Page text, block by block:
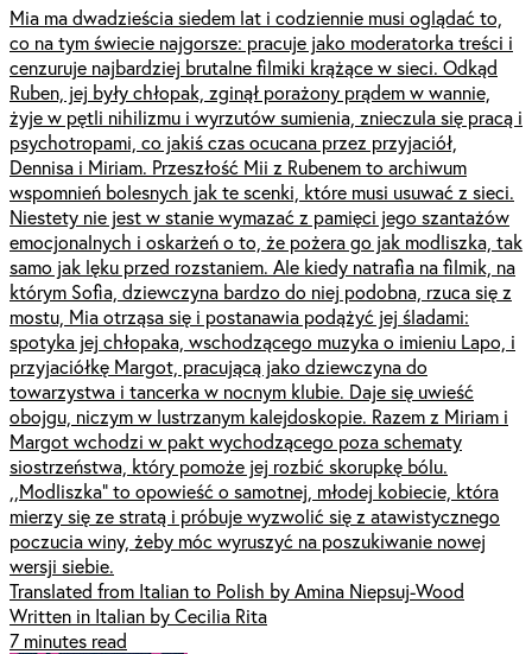
Mia ma dwadzieścia siedem lat i codziennie musi oglądać to,
co na tym świecie najgorsze: pracuje jako moderatorka treści i
cenzuruje najbardziej brutalne filmiki krążące w sieci. Odkąd
Ruben, jej były chłopak, zginął porażony prądem w wannie,
żyje w pętli nihilizmu i wyrzutów sumienia, znieczula się pracą i
psychotropami, co jakiś czas ocucana przez przyjaciół,
Dennisa i Miriam. Przeszłość Mii z Rubenem to archiwum
wspomnień bolesnych jak te scenki, które musi usuwać z sieci.
Niestety nie jest w stanie wymazać z pamięci jego szantażów
emocjonalnych i oskarżeń o to, że pożera go jak modliszka, tak
samo jak lęku przed rozstaniem. Ale kiedy natrafia na filmik, na
którym Sofia, dziewczyna bardzo do niej podobna, rzuca się z
mostu, Mia otrząsa się i postanawia podążyć jej śladami:
spotyka jej chłopaka, wschodzącego muzyka o imieniu Lapo, i
przyjaciółkę Margot, pracującą jako dziewczyna do
towarzystwa i tancerka w nocnym klubie. Daje się uwieść
obojgu, niczym w lustrzanym kalejdoskopie. Razem z Miriam i
Margot wchodzi w pakt wychodzącego poza schematy
siostrzeństwa, który pomoże jej rozbić skorupkę bólu.
,,Modliszka” to opowieść o samotnej, młodej kobiecie, która
mierzy się ze stratą i próbuje wyzwolić się z atawistycznego
poczucia winy, żeby móc wyruszyć na poszukiwanie nowej
wersji siebie.
Translated from Italian to Polish by Amina Niepsuj-Wood
Written in Italian by Cecilia Rita
7 minutes read